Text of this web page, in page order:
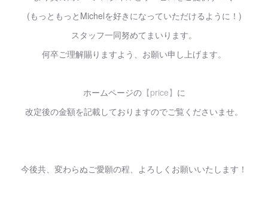
(もっともっとMichelを好きになっていただけるように！)
スタッフ一同努めてまいります。
何卒ご理解賜りますよう、お願い申し上げます。
ホームページの【price】 に
改定後の金額を記載しておりますのでご覧くださいませ。
今後共、変わらぬご愛願の程、よろしくお願いいたします！